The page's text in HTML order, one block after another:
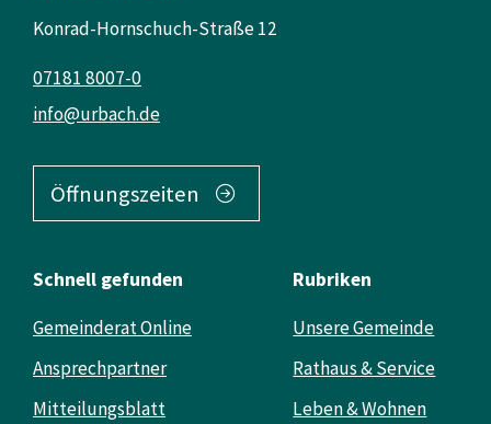
Konrad-Hornschuch-Straße 12
info@urbach.de
07181 8007-0
Öffnungszeiten
Schnell gefunden
Gemeinderat Online
Ansprechpartner
Mitteilungsblatt
Rubriken
Unsere Gemeinde
Rathaus & Service
Leben & Wohnen